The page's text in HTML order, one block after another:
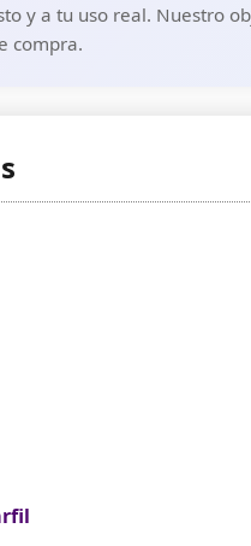
y a tu uso real. Nuestro
compra.